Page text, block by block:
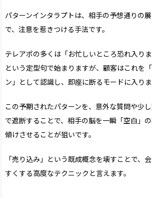
パターンインタラプトは、相手の予想通りの
で、注意を惹きつける手法です。
テレアポの多くは「お忙しいところ恐れ入り
という定型句で始まりますが、顧客はこれを
ン」として認識し、即座に断るモードに入りま
この予期されたパターンを、意外な質問や少
で遮断することで、相手の脳を一瞬「空白」
傾けさせることが狙いです。
「売り込み」という既成概念を壊すことで、
すくする高度なテクニックと言えます。